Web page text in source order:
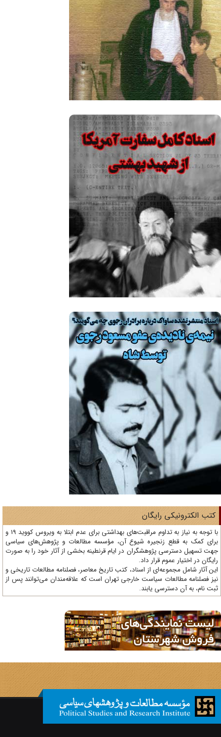
الکترونیکی رایگان
با توجه به نیاز به تداوم مراقبت‌های بهداشتی برای عدم ابتلا به ویروس کووید 19 و
کمک به قطع زنجیره شیوع آن، مؤسسه مطالعات و پژوهش‌های سیاسی
تسهیل دسترسی پژوهشگران در ایام قرنطینه بخشی از آثار خود را به صورت
در اختیار عموم قرار داد.
آثار شامل مجموعه‌ای از اسناد، کتب تاریخ معاصر، فصلنامه‌ مطالعات تاریخی و
فصلنامه مطالعات سیاست خارجی تهران است که علاقه‌مندان می‌توانند پس از
نام، به آن دسترسی یابند.